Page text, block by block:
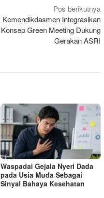
Pos berikutnya
Kemendikdasmen Integrasikan
Konsep Green Meeting Dukung
Gerakan ASRI
Waspadai Gejala Nyeri Dada
pada Usia Muda Sebagai
Sinyal Bahaya Kesehatan